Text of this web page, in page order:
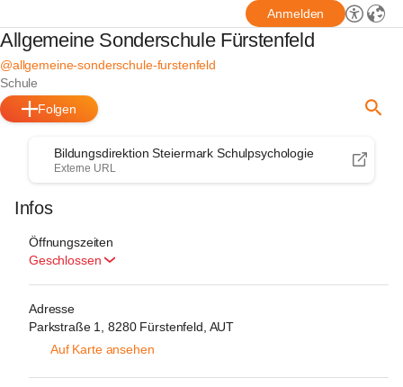
Anmelden
Allgemeine Sonderschule Fürstenfeld
@allgemeine-sonderschule-furstenfeld
Schule
Folgen
Bildungsdirektion Steiermark Schulpsychologie
Externe URL
Infos
Öffnungszeiten
Geschlossen
Adresse
Parkstraße 1, 8280 Fürstenfeld, AUT
Auf Karte ansehen